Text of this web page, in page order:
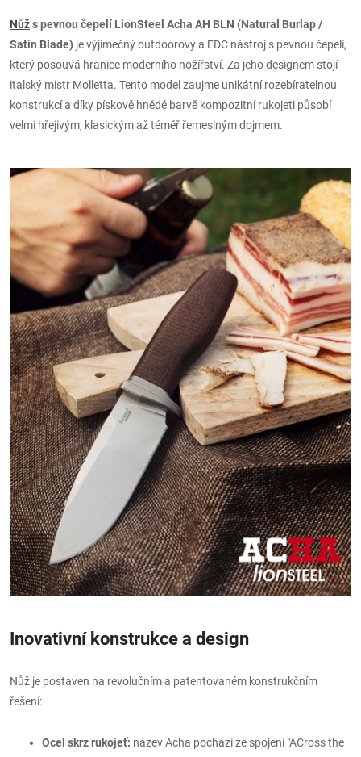
Nůžs pevnou čepelí LionSteel Acha AH BLN (Natural Burlap /
Satin Blade) je výjimečný outdoorový a EDC nástroj s pevnou čepelí,
který posouvá hranice moderního nožířství. Za jeho designem stojí
italský mistr Molletta. Tento model zaujme unikátní rozebíratelnou
konstrukcí a díky pískově hnědé barvě kompozitní rukojeti působí
velmi hřejivým, klasickým až téměř řemeslným dojmem.
Inovativní konstrukce a design
Nůž je postaven na revolučním a patentovaném konstrukčním
řešení:
Ocel skrz rukojeť: název Acha pochází ze spojení "ACross the